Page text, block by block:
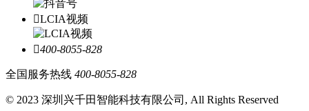
LCIA视频
400-8055-828
全国服务热线 400-8055-828
© 2023 深圳兴千田智能科技有限公司, All Rights Reserved